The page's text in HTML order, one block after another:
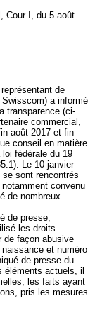
Cour I, du 5 août
de
a informé
transparence (ci-
commercial,
août 2017 et fin
conseil en matière
fédérale du 19
Le 10 janvier
sont rencontrés
convenu
de nombreux
de presse,
les droits
de façon abusive
et numéro
de presse du
éléments actuels, il
les faits ayant
pris les mesures